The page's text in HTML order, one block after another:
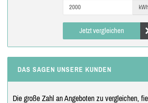
kWh
Jetzt vergleichen
DAS SAGEN UNSERE KUNDEN
Die große Zahl an Angeboten zu vergleichen,